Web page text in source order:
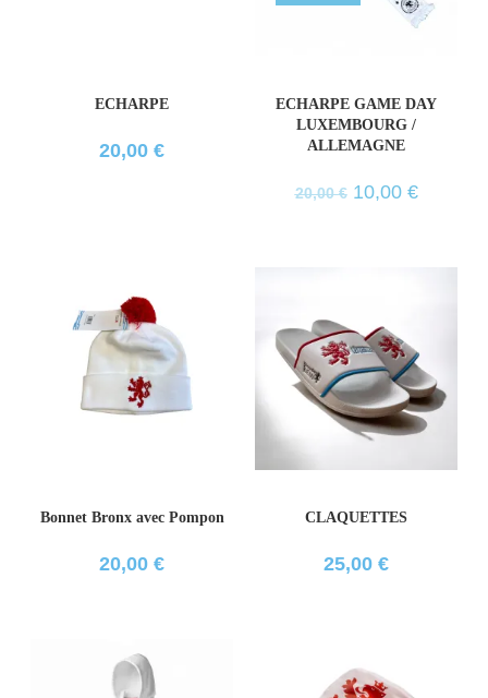
ECHARPE
20,00 €
ECHARPE GAME DAY
LUXEMBOURG /
ALLEMAGNE
20,00€ 10,00 €
Bonnet Bronx avec Pompon
20,00 €
CLAQUETTES
25,00 €